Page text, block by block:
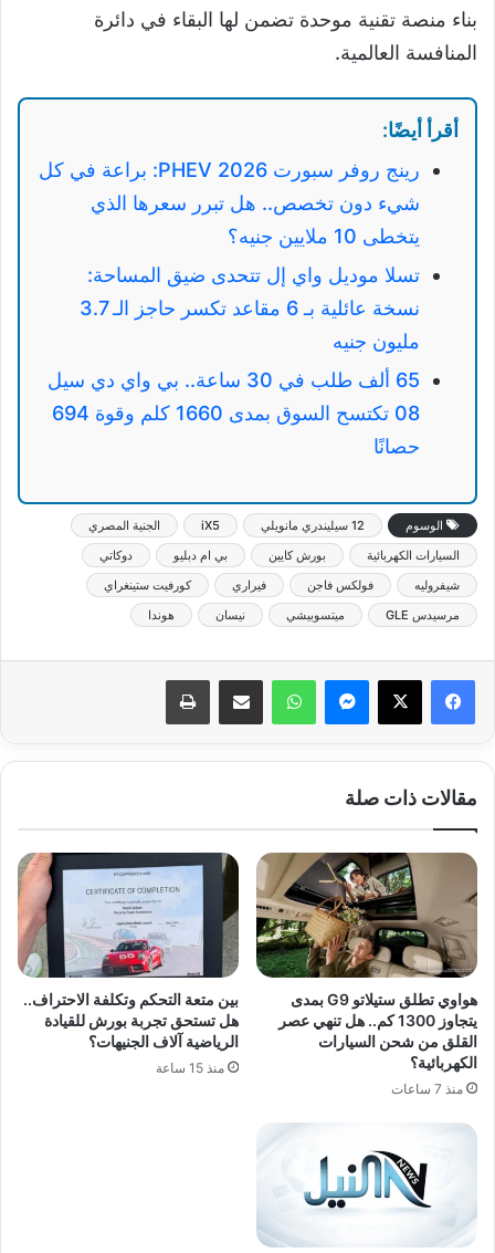
بناء منصة تقنية موحدة تضمن لها البقاء في دائرة
المنافسة العالمية.
أقرأ أيضًا:
رينج روفر سبورت PHEV 2026: براعة في كل
شيء دون تخصص.. هل تبرر سعرها الذي
يتخطى 10 ملايين جنيه؟
تسلا موديل واي إل تتحدى ضيق المساحة:
نسخة عائلية بـ 6 مقاعد تكسر حاجز الـ 3.7
مليون جنيه
65 ألف طلب في 30 ساعة.. بي واي دي سيل
08 تكتسح السوق بمدى 1660 كلم وقوة 694
حصانًا
الوسوم 12 سيليندري مانويلي iX5
الجنية المصري
السيارات الكهربائية
بورش كايين بي ام دبليو
دوكاتي
شيفروليه
فولكس فاجن فيراري
كورفيت ستينغراي
مرسيدس GLE
ميتسوبيشي نيسان هوندا
ماسنجر واتساب مشاركة عبر البريد طباعة
مقالات ذات صلة
هواوي تطلق ستيلاتو G9 بمدى
يتجاوز 1300 كم.. هل تنهي عصر
القلق من شحن السيارات
الكهربائية؟
منذ 7 ساعات
بين متعة التحكم وتكلفة الاحتراف..
هل تستحق تجربة بورش للقيادة
الرياضية آلاف الجنيهات؟
منذ 15 ساعة